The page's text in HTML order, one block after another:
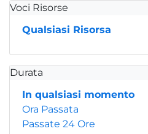
Voci Risorse
Qualsiasi Risorsa
Durata
In qualsiasi momento
Ora Passata
Passate 24 Ore